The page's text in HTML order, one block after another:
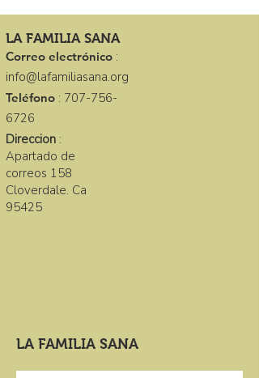
LA FAMILIA SANA
Correo electrónico :
info@lafamiliasana.org
Teléfono : 707-756-
6726
LA FAMILIA SANA
Direccion :
Apartado de
correos 158
Cloverdale. Ca
95425